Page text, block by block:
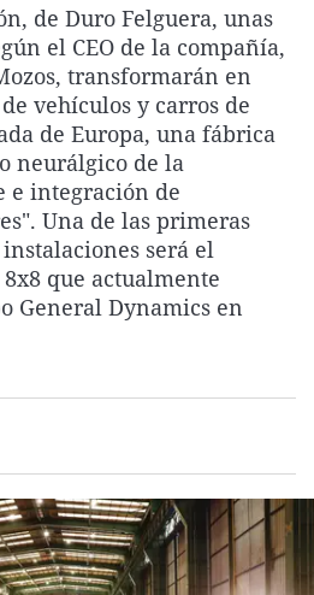
La rosa de los vientos
Gente viajera
Como el perro y el
Caso
Retornados
Equipo de
Operación Viuda
Extremadura
Galicia
La Rioja
Navarra
País Vasco
Virales
Televisión
Elecciones
de Duro Felguera, unas
el CEO de la compañía,
transformarán en
vehículos y carros de
de Europa, una fábrica
neurálgico de la
e integración de
Una de las primeras
será el
que actualmente
General Dynamics en